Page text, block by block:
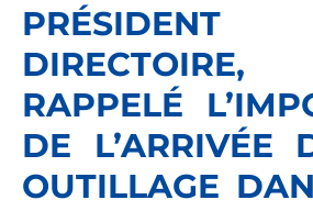
RAPPELÉ
DE L’ARRIVÉE
OUTILLAGE